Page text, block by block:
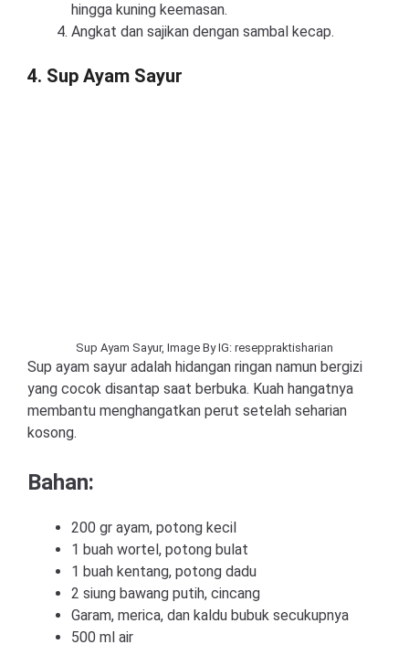
hingga kuning keemasan.
Angkat dan sajikan dengan sambal kecap.
4. Sup Ayam Sayur
Sup Ayam Sayur, Image By IG: reseppraktisharian
Sup ayam sayur adalah hidangan ringan namun bergizi
yang cocok disantap saat berbuka. Kuah hangatnya
membantu menghangatkan perut setelah seharian
kosong.
Bahan:
200 gr ayam, potong kecil
1 buah wortel, potong bulat
1 buah kentang, potong dadu
2 siung bawang putih, cincang
Garam, merica, dan kaldu bubuk secukupnya
500 ml air